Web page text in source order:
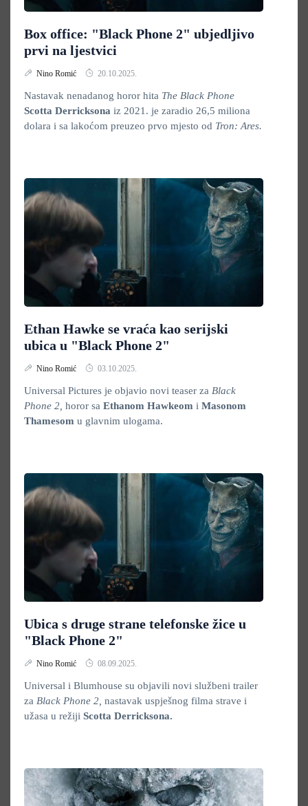
Box office: "Black Phone 2" ubjedljivo
prvi na ljestvici
Nino Romić 20.10.2025.
Nastavak nenadanog horor hita The Black Phone
Scotta Derricksona iz 2021. je zaradio 26,5 miliona
dolara i sa lakoćom preuzeo prvo mjesto od Tron: Ares.
Ethan Hawke se vraća kao serijski
ubica u "Black Phone 2"
Nino Romić 03.10.2025.
Universal Pictures je objavio novi teaser za Black
Phone 2, horor sa Ethanom Hawkeom i Masonom
Thamesom u glavnim ulogama.
Ubica s druge strane telefonske žice u
"Black Phone 2"
Nino Romić 08.09.2025.
Universal i Blumhouse su objavili novi službeni trailer
za Black Phone 2, nastavak uspješnog filma strave i
užasa u režiji Scotta Derricksona.